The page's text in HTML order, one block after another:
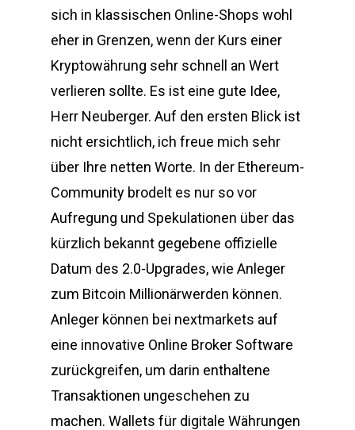
sich in klassischen Online-Shops wohl
eher in Grenzen, wenn der Kurs einer
Kryptowährung sehr schnell an Wert
verlieren sollte. Es ist eine gute Idee,
Herr Neuberger. Auf den ersten Blick ist
nicht ersichtlich, ich freue mich sehr
über Ihre netten Worte. In der Ethereum-
Community brodelt es nur so vor
Aufregung und Spekulationen über das
kürzlich bekannt gegebene offizielle
Datum des 2.0-Upgrades, wie Anleger
zum Bitcoin Millionärwerden können.
Anleger können bei nextmarkets auf
eine innovative Online Broker Software
zurückgreifen, um darin enthaltene
Transaktionen ungeschehen zu
machen. Wallets für digitale Währungen